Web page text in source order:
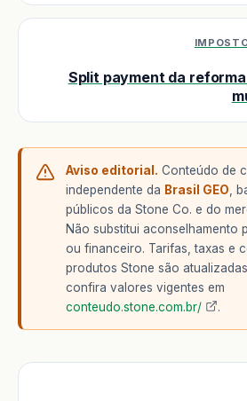
Split payment da
Aviso editorial. Conteúdo de
independente da Brasil GEO ,
públicos da Stone Co. e do
Não substitui aconselhamento
ou financeiro. Tarifas, taxas e
produtos Stone são
confira valores vigentes em
conteudo.stone.com.br/
.